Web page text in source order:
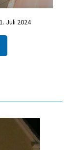
Juli 2024